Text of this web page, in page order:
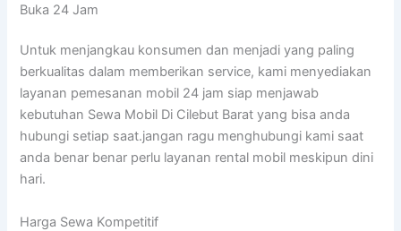
Buka 24 Jam
Untuk menjangkau konsumen dan menjadi yang paling
berkualitas dalam memberikan service, kami menyediakan
layanan pemesanan mobil 24 jam siap menjawab
kebutuhan Sewa Mobil Di Cilebut Barat yang bisa anda
hubungi setiap saat.jangan ragu menghubungi kami saat
anda benar benar perlu layanan rental mobil meskipun dini
hari.
Harga Sewa Kompetitif